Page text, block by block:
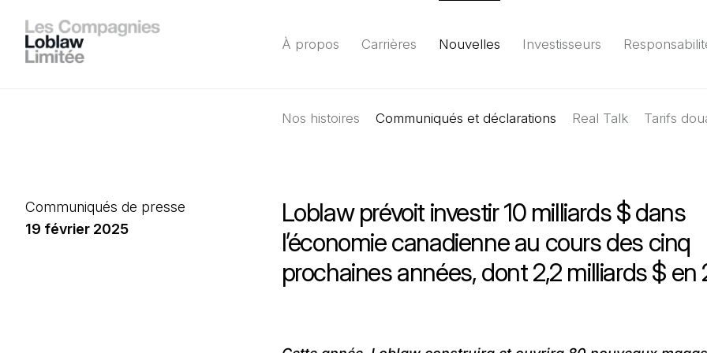
À propos Carrières
(Il
Nouvelles Investisseurs
Environnement Société Gouvernance
Nos histoires Communiqués et déclarations Real Talk Tarifs
Communiqués de presse
19 février 2025
Loblaw prévoit investir 10 milliards $ dans
l’économie canadienne au cours des cinq
prochaines années, dont 2,2 milliards $ en